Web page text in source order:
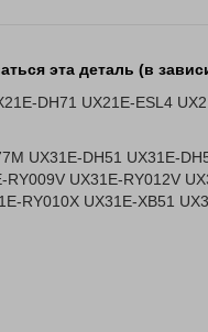
эта деталь (в
DH71 UX21E-ESL4
UX31E-DH51 UX31E-
UX31E-RY012V
RY010X UX31E-XB51